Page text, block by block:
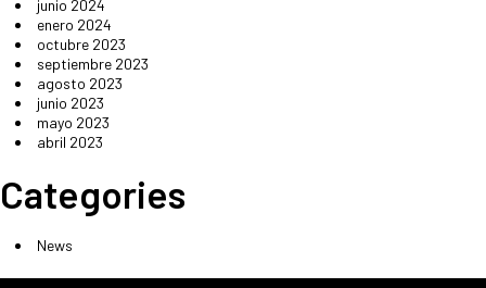
junio 2024
enero 2024
octubre 2023
septiembre 2023
agosto 2023
junio 2023
mayo 2023
abril 2023
Categories
News